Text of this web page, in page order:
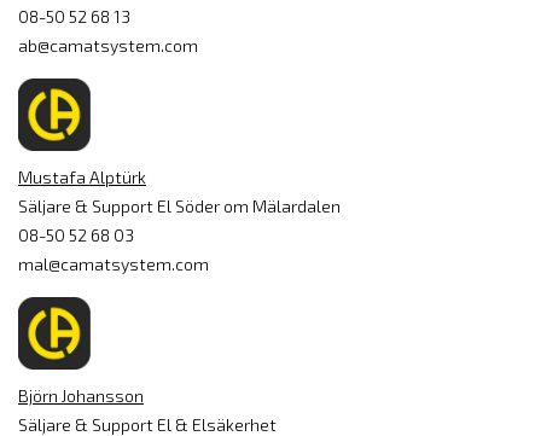
08-50 52 68 13
ab@camatsystem.com
Mustafa Alptürk
Säljare & Support El Söder om Mälardalen
08-50 52 68 03
mal@camatsystem.com
Björn Johansson
Säljare & Support El & Elsäkerhet